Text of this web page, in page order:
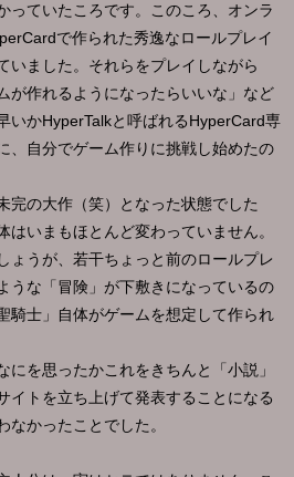
っていたころです。このころ、オンラ
で作られた秀逸なロールプレイ
いました。それらをプレイしながら
が作れるようになったらいいな」など
いかHyperTalkと呼ばれるHyperCard専
、自分でゲーム作りに挑戦し始めたの
の大作（笑）となった状態でした
はいまもほとんど変わっていません。
ょうが、若干ちょっと前のロールプレ
うな「冒険」が下敷きになっているの
騎士」自体がゲームを想定して作られ
を思ったかこれをきちんと「小説」
イトを立ち上げて発表することになる
なかったことでした。